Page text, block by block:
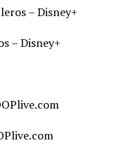
– Disney+
– Disney+